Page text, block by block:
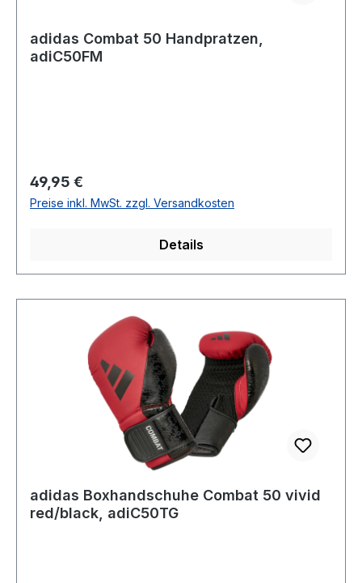
adidas Combat 50 Handpratzen,
adiC50FM
Regulärer Preis:
49,95 €
Preise inkl. MwSt. zzgl. Versandkosten
Details
adidas Boxhandschuhe Combat 50 vivid
red/black, adiC50TG